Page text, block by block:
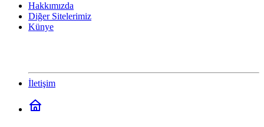
Hakkımızda
Diğer Sitelerimiz
Künye
İletişim